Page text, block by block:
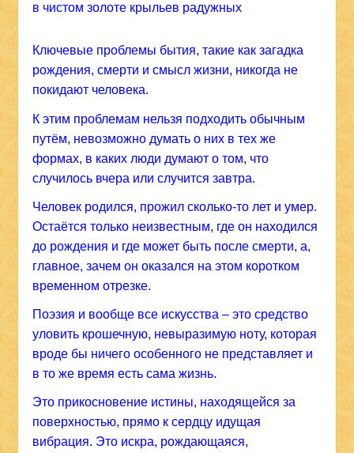
в чистом золоте крыльев радужных
Ключевые проблемы бытия, такие как загадка
рождения, смерти и смысл жизни, никогда не
покидают человека.
К этим проблемам нельзя подходить обычным
путём, невозможно думать о них в тех же
формах, в каких люди думают о том, что
случилось вчера или случится завтра.
Человек родился, прожил сколько-то лет и умер.
Остаётся только неизвестным, где он находился
до рождения и где может быть после смерти, а,
главное, зачем он оказался на этом коротком
временном отрезке.
Поэзия и вообще все искусства – это средство
уловить крошечную, невыразимую ноту, которая
вроде бы ничего особенного не представляет и
в то же время есть сама жизнь.
Это прикосновение истины, находящейся за
поверхностью, прямо к сердцу идущая
вибрация. Это искра, рождающаяся,